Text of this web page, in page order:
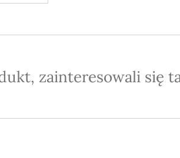
zainteresowali się